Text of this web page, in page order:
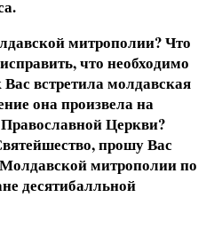
митрополии? Что
что необходимо
встретила молдавская
она произвела на
Церкви?
прошу Вас
митрополии по
десятибалльной